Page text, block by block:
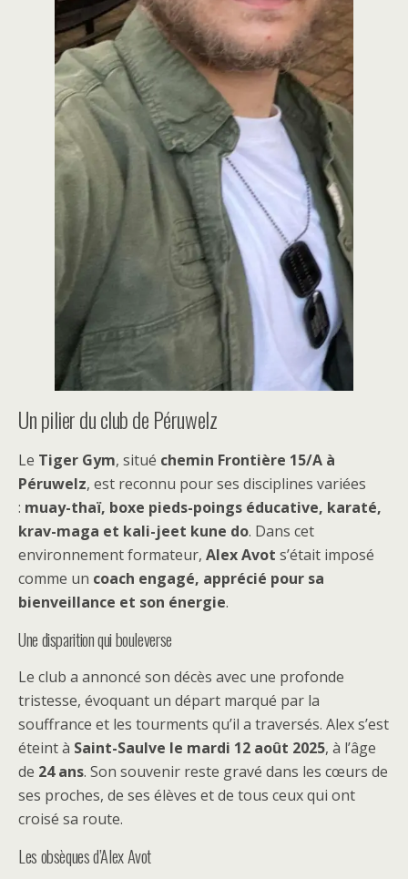
Un pilier du club de Péruwelz
Le Tiger Gym, situé chemin Frontière 15/A à
Péruwelz, est reconnu pour ses disciplines variées
: muay-thaï, boxe pieds-poings éducative, karaté,
krav-maga et kali-jeet kune do. Dans cet
environnement formateur, Alex Avot s’était imposé
comme un coach engagé, apprécié pour sa
bienveillance et son énergie.
Une disparition qui bouleverse
Le club a annoncé son décès avec une profonde
tristesse, évoquant un départ marqué par la
souffrance et les tourments qu’il a traversés. Alex s’est
éteint à Saint-Saulve le mardi 12 août 2025, à l’âge
de 24 ans. Son souvenir reste gravé dans les cœurs de
ses proches, de ses élèves et de tous ceux qui ont
croisé sa route.
Les obsèques d’Alex Avot